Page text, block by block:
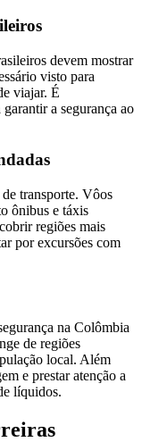
devem mostrar
visto para
viajar. É
a segurança ao
transporte. Vôos
ônibus e táxis
regiões mais
por excursões com
na Colômbia
de regiões
local. Além
e prestar atenção a
líquidos.